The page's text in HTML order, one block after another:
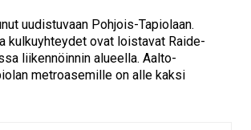
uudistuvaan Pohjois-Tapiolaan.
kulkuyhteydet ovat loistavat Raide-
liikennöinnin alueella. Aalto-
metroasemille on alle kaksi